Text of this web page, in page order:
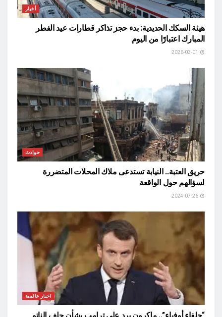
أخبار
هيئة السكك الحديدية: بدء حجز تذاكر قطارات عيد الفطر
المبارك اعتبارًا من اليوم
حوادث
حريق العتبة.. النيابة تستدعى ملاك المحلات المتضررة
لسؤالهم حول الواقعة
اخبار عالمية